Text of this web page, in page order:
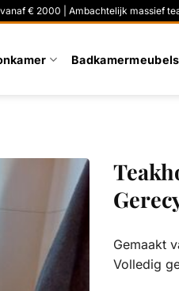
€ 2000 | Ambachtelijk massief
Badkamermeubels
Gemaakt
Volledig